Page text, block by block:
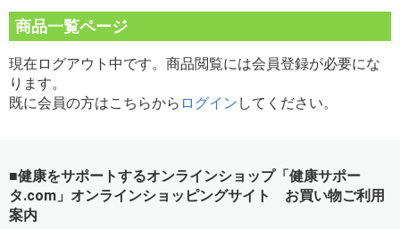
商品一覧ページ
現在ログアウト中です。商品閲覧には会員登録が必要にな
ります。
既に会員の方はこちらから ログイン してください。
■健康をサポートするオンラインショップ「健康サポー
タ.com」オンラインショッピングサイト お買い物ご利用
案内